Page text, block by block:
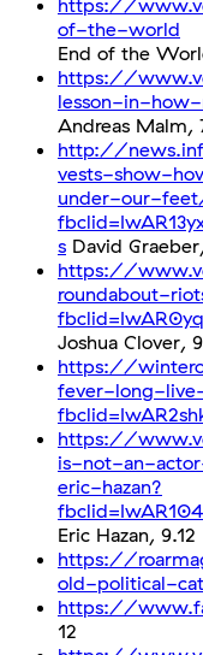
https://
of-the-world
End of the
https://
lesson-in-
Andreas Malm,
http://
vests-show-
under-our-
s David
https://
roundabout-
Joshua Clover,
https://
fever-long-
https://
is-not-an-
eric-hazan?
Eric Hazan, 9.12
https://
old-political-
https://
12